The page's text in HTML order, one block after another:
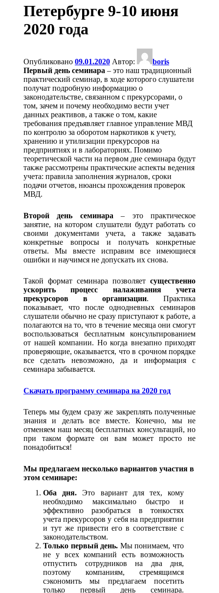
Петербурге 9-10 июня
2020 года
Опубликовано 09.01.2020 Автор:
boris
Первый день семинара – это наш традиционный
практический семинар, в ходе которого слушатели
получат подробную информацию о
законодательстве, связанном с прекурсорами, о
том, зачем и почему необходимо вести учет
данных реактивов, а также о том, какие
требования предъявляет главное управление МВД
по контролю за оборотом наркотиков к учету,
хранению и утилизации прекурсоров на
предприятиях и в лабораториях. Помимо
теоретической части на первом дне семинара будут
также рассмотрены практические аспекты ведения
учета: правила заполнения журналов, сроки
подачи отчетов, нюансы прохождения проверок
МВД.
Второй день семинара – это практическое
занятие, на котором слушатели будут работать со
своими документами учета, а также задавать
конкретные вопросы и получать конкретные
ответы. Мы вместе исправим все имеющиеся
ошибки и научимся не допускать их снова.
Такой формат семинара позволяет существенно
ускорить процесс налаживания учета
прекурсоров в организации. Практика
показывает, что после однодневных семинаров
слушатели обычно не сразу приступают к работе, а
полагаются на то, что в течение месяца они смогут
воспользоваться бесплатным консультированием
от нашей компании. Но когда внезапно приходят
проверяющие, оказывается, что в срочном порядке
все сделать невозможно, да и информация с
семинара забывается.
Скачать программу семинара на 2020 год
Теперь мы будем сразу же закреплять полученные
знания и делать все вместе. Конечно, мы не
отменяем наш месяц бесплатных консультаций, но
при таком формате он вам может просто не
понадобиться!
Мы предлагаем несколько вариантов участия в
этом семинаре:
Оба дня. Это вариант для тех, кому
необходимо максимально быстро и
эффективно разобраться в тонкостях
учета прекурсоров у себя на предприятии
и тут же привести его в соответствие с
законодательством.
Только первый день. Мы понимаем, что
не у всех компаний есть возможность
отпустить сотрудников на два дня,
поэтому компаниям, стремящимся
сэкономить мы предлагаем посетить
только первый день семинара.